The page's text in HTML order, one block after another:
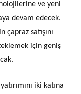
ve yeni
devam edecek.
çapraz satışını
için geniş
iki katına